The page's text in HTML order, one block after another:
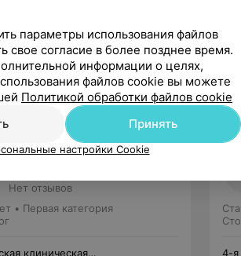
Лебедь
Нет отзывов
• Первая категория
клиническая 4-я
параметры использования файлов
свое согласие в более позднее время.
информации о целях,
файлов cookie вы можете
Политикой обработки файлов cookie
Принять
настройки Cookie